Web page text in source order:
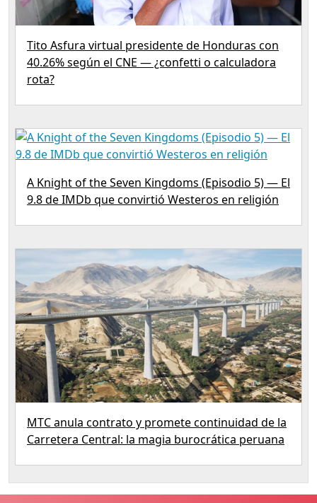
Tito Asfura virtual presidente de Honduras con
40.26% según el CNE — ¿confetti o calculadora
rota?
A Knight of the Seven Kingdoms (Episodio 5) — El
9.8 de IMDb que convirtió Westeros en religión
MTC anula contrato y promete continuidad de la
Carretera Central: la magia burocrática peruana